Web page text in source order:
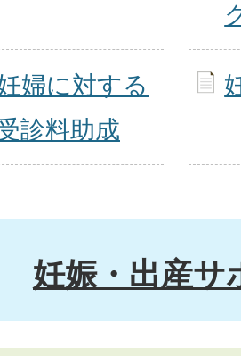
婦に対する
診料助成
妊娠・出産サ